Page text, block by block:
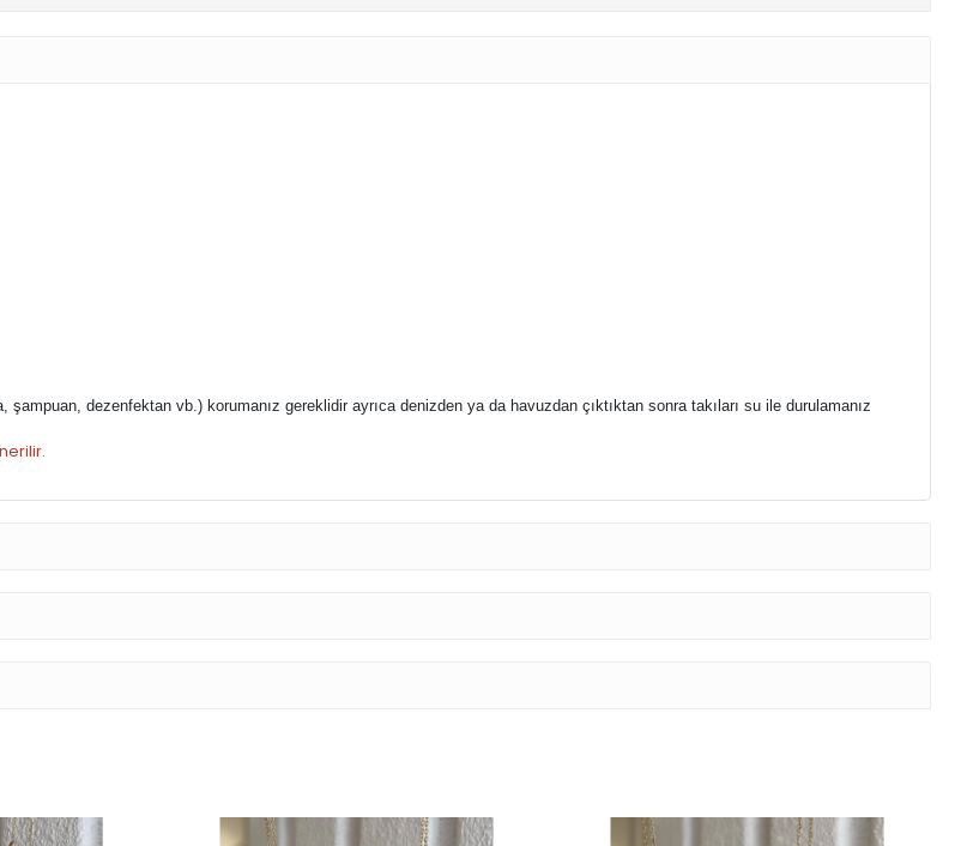
dezenfektan vb.) korumanız gereklidir ayrıca denizden ya da havuzdan çıktıktan sonra takıları su ile durulamanız